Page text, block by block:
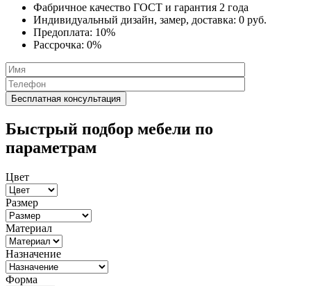
Фабричное качество ГОСТ и гарантия 2 года
Индивидуальный дизайн, замер, доставка: 0 руб.
Предоплата: 10%
Рассрочка: 0%
Быстрый подбор мебели по
параметрам
Цвет
Размер
Материал
Назначение
Форма